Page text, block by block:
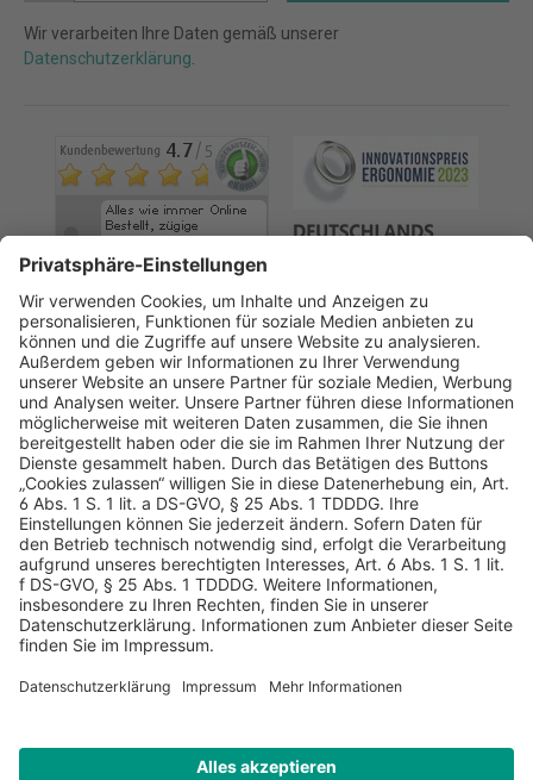
Wir verarbeiten Ihre Daten gemäß unserer
Datenschutzerklärung
AGB Datenschutz
Impressum
Sicherheitshinweis
Compliance